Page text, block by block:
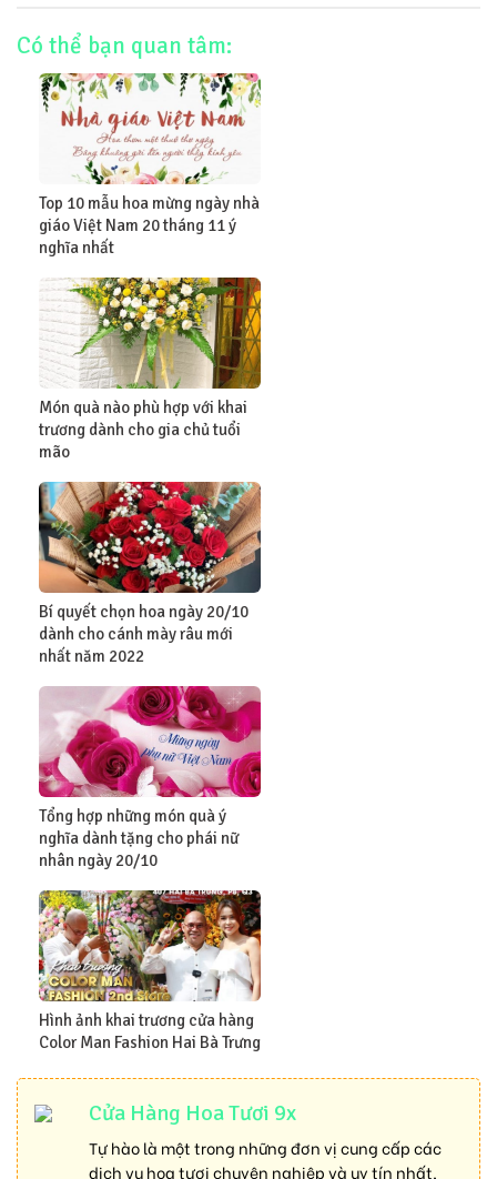
Có thể bạn quan tâm:
Top 10 mẫu hoa mừng ngày nhà
giáo Việt Nam 20 tháng 11 ý
nghĩa nhất
Món quà nào phù hợp với khai
trương dành cho gia chủ tuổi
mão
Bí quyết chọn hoa ngày 20/10
dành cho cánh mày râu mới
nhất năm 2022
Tổng hợp những món quà ý
nghĩa dành tặng cho phái nữ
nhân ngày 20/10
Hình ảnh khai trương cửa hàng
Color Man Fashion Hai Bà Trưng
Cửa Hàng Hoa Tươi 9x
Tự hào là một trong những đơn vị cung cấp các
dịch vụ hoa tươi chuyên nghiệp và uy tín nhất,